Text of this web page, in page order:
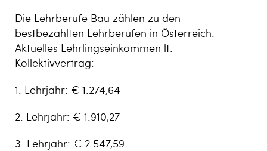
Die Lehrberufe Bau zählen zu den
bestbezahlten Lehrberufen in Österreich.
Aktuelles Lehrlingseinkommen lt.
Kollektivvertrag:
1. Lehrjahr: € 1.274,64
2. Lehrjahr: € 1.910,27
3. Lehrjahr: € 2.547,59